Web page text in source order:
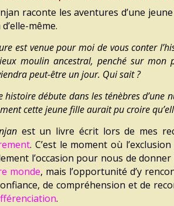
raconte les aventures d’une
même.
est venue pour moi de vous conter
moulin ancestral, penché sur
peut-être un jour. Qui sait ?
histoire débute dans les ténèbres d’une
cette jeune fille aurait pu croire
est un livre écrit lors de mes
. C’est le moment où
l’occasion pour nous de
monde, mais l’opportunité d’y
de compréhension et de
.